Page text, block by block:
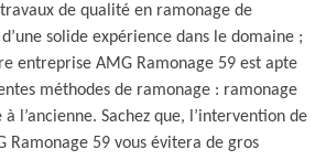
de qualité en ramonage de
solide expérience dans le domaine ;
entreprise AMG Ramonage 59 est apte
méthodes de ramonage : ramonage
l’ancienne. Sachez que, l’intervention de
Ramonage 59 vous évitera de gros